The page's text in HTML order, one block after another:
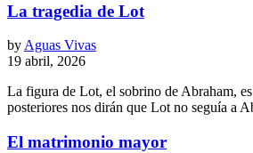
La tragedia de Lot
by Aguas Vivas
19 abril, 2026
La figura de Lot, el sobrino de Abraham,
posteriores nos dirán que Lot no seguía a
El matrimonio mayor